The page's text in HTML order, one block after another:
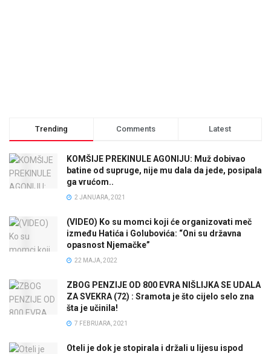
Trending Comments Latest
KOMŠIJE PREKINULE AGONIJU: Muž dobivao
batine od supruge, nije mu dala da jede, posipala
ga vrućom..
2 JANUARA, 2021
(VIDEO) Ko su momci koji će organizovati meč
između Hatića i Golubovića: “Oni su državna
opasnost Njemačke”
22 MAJA, 2022
ZBOG PENZIJE OD 800 EVRA NIŠLIJKA SE UDALA
ZA SVEKRA (72) : Sramota je što cijelo selo zna
šta je učinila!
7 FEBRUARA, 2021
Oteli je dok je stopirala i držali u lijesu ispod